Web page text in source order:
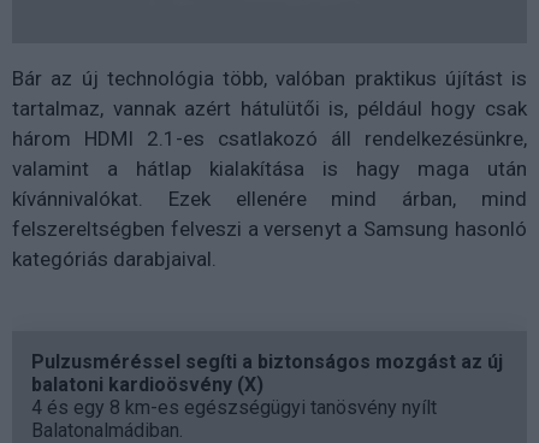
Bár az új technológia több, valóban praktikus újítást is
tartalmaz, vannak azért hátulütői is, például hogy csak
három HDMI 2.1-es csatlakozó áll rendelkezésünkre,
valamint a hátlap kialakítása is hagy maga után
kívánnivalókat. Ezek ellenére mind árban, mind
felszereltségben felveszi a versenyt a Samsung hasonló
kategóriás darabjaival.
Pulzusméréssel segíti a biztonságos mozgást az új
balatoni kardioösvény (X)
4 és egy 8 km-es egészségügyi tanösvény nyílt
Balatonalmádiban.